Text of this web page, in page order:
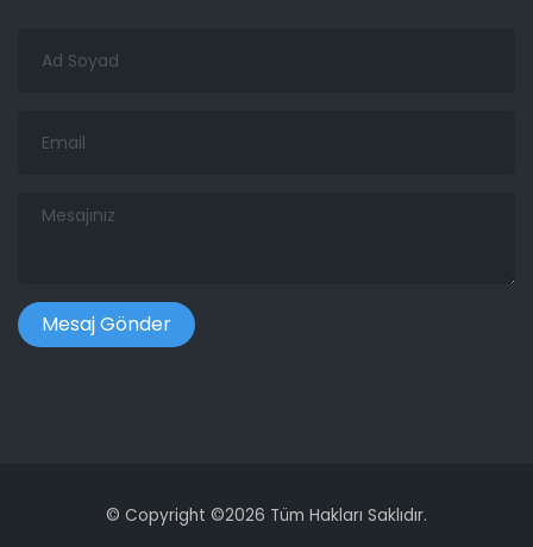
Soyad
Mesajınız
© Copyright ©2026 Tüm Hakları Saklıdır.